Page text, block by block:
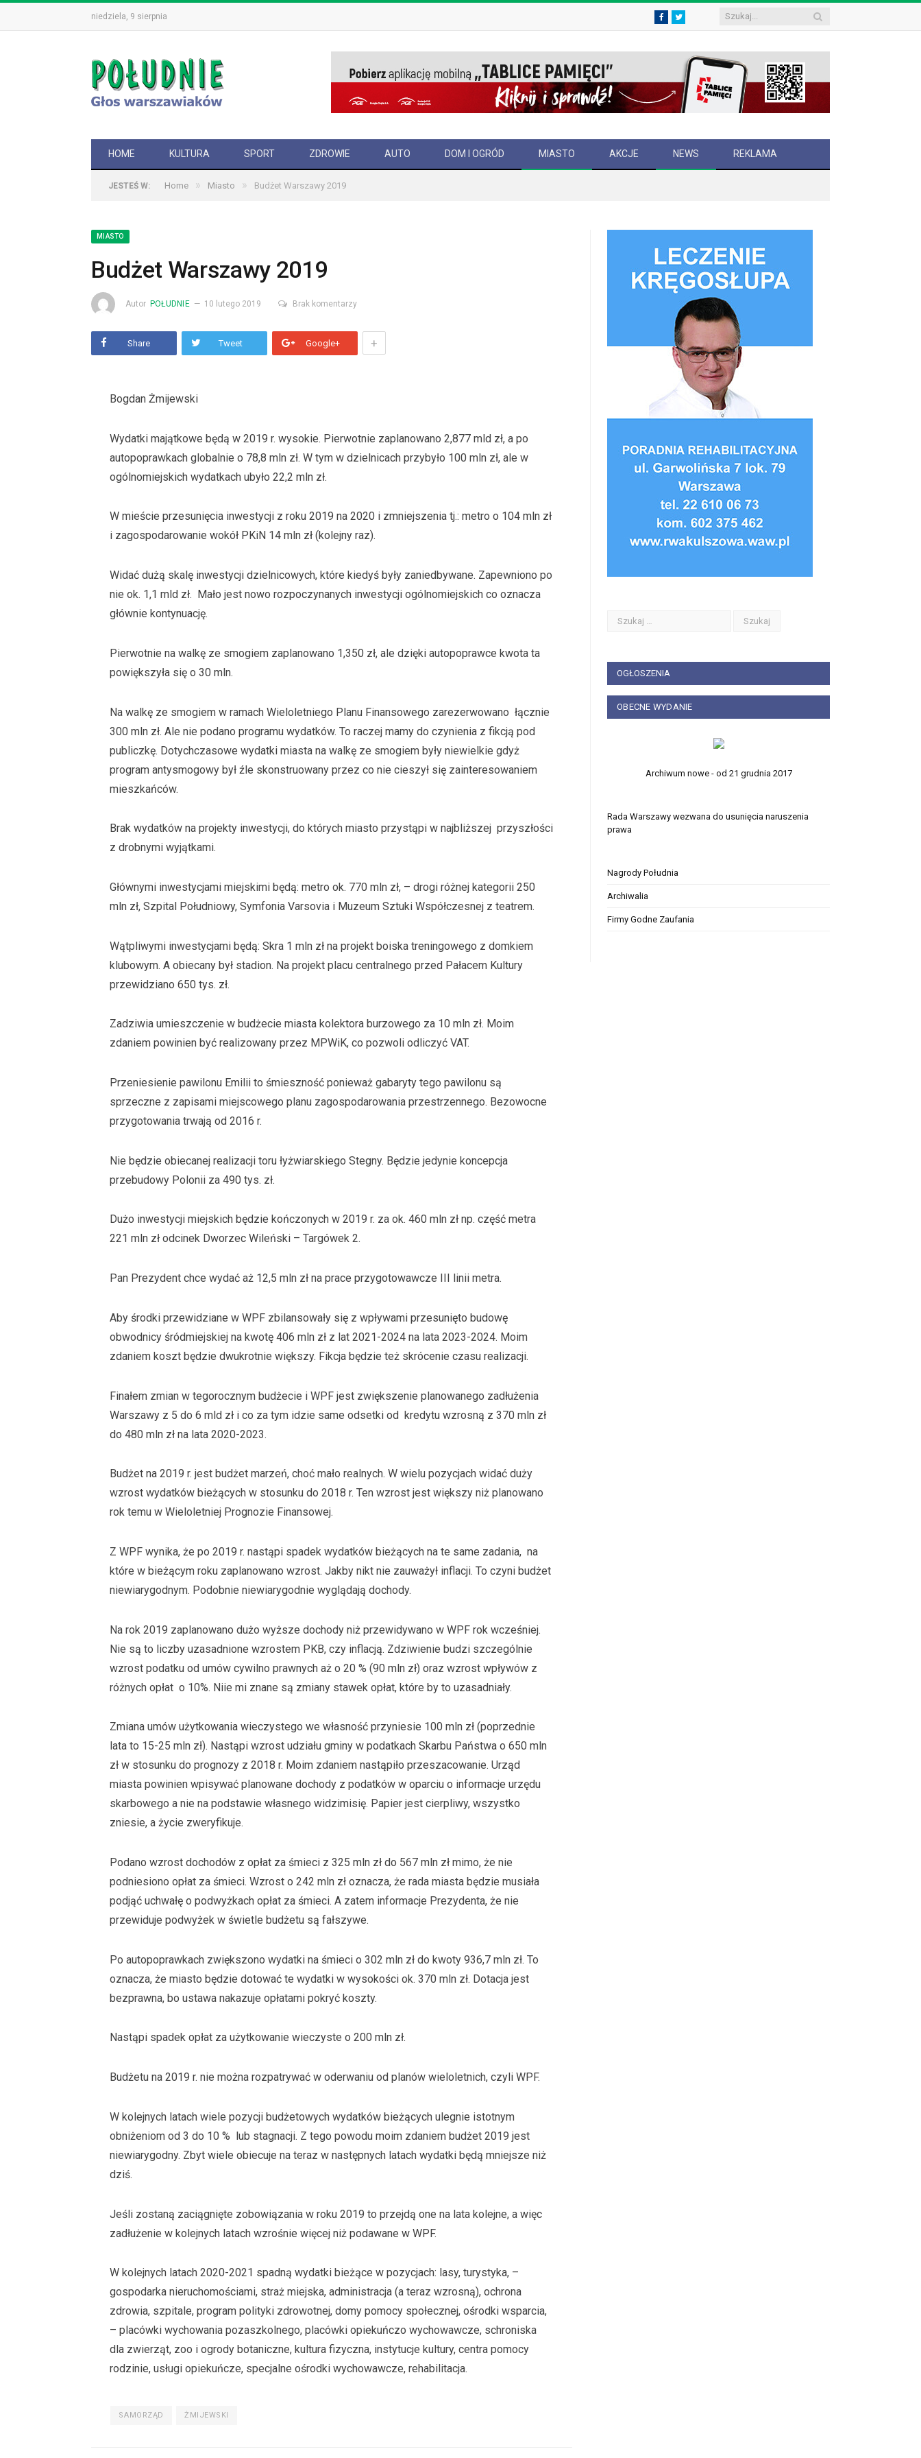
niedziela, 9 sierpnia FacebookTwitter
HOME KULTURA SPORT ZDROWIE AUTO DOM I OGRÓD MIASTO AKCJE NEWS REKLAMA
JESTEŚ W: Home » Miasto » Budżet Warszawy 2019
MIASTO
Budżet Warszawy 2019
Autor POŁUDNIE 10 lutego 2019 Brak komentarzy
Share Tweet Google+ +
Bogdan Żmijewski
Wydatki majątkowe będą w 2019 r. wysokie. Pierwotnie zaplanowano 2,877 mld zł, a po
autopoprawkach globalnie o 78,8 mln zł. W tym w dzielnicach przybyło 100 mln zł, ale w
ogólnomiejskich wydatkach ubyło 22,2 mln zł.
W mieście przesunięcia inwestycji z roku 2019 na 2020 i zmniejszenia tj.: metro o 104 mln zł
i zagospodarowanie wokół PKiN 14 mln zł (kolejny raz).
Widać dużą skalę inwestycji dzielnicowych, które kiedyś były zaniedbywane. Zapewniono po
nie ok. 1,1 mld zł. Mało jest nowo rozpoczynanych inwestycji ogólnomiejskich co oznacza
głównie kontynuację.
Pierwotnie na walkę ze smogiem zaplanowano 1,350 zł, ale dzięki autopoprawce kwota ta
powiększyła się o 30 mln.
Na walkę ze smogiem w ramach Wieloletniego Planu Finansowego zarezerwowano łącznie
300 mln zł. Ale nie podano programu wydatków. To raczej mamy do czynienia z fikcją pod
publiczkę. Dotychczasowe wydatki miasta na walkę ze smogiem były niewielkie gdyż
program antysmogowy był źle skonstruowany przez co nie cieszył się zainteresowaniem
mieszkańców.
Brak wydatków na projekty inwestycji, do których miasto przystąpi w najbliższej przyszłości
z drobnymi wyjątkami.
Głównymi inwestycjami miejskimi będą: metro ok. 770 mln zł, – drogi różnej kategorii 250
mln zł, Szpital Południowy, Symfonia Varsovia i Muzeum Sztuki Współczesnej z teatrem.
Wątpliwymi inwestycjami będą: Skra 1 mln zł na projekt boiska treningowego z domkiem
klubowym. A obiecany był stadion. Na projekt placu centralnego przed Pałacem Kultury
przewidziano 650 tys. zł.
Zadziwia umieszczenie w budżecie miasta kolektora burzowego za 10 mln zł. Moim
zdaniem powinien być realizowany przez MPWiK, co pozwoli odliczyć VAT.
Przeniesienie pawilonu Emilii to śmieszność ponieważ gabaryty tego pawilonu są
sprzeczne z zapisami miejscowego planu zagospodarowania przestrzennego. Bezowocne
przygotowania trwają od 2016 r.
Nie będzie obiecanej realizacji toru łyżwiarskiego Stegny. Będzie jedynie koncepcja
przebudowy Polonii za 490 tys. zł.
Dużo inwestycji miejskich będzie kończonych w 2019 r. za ok. 460 mln zł np. część metra
221 mln zł odcinek Dworzec Wileński – Targówek 2.
Pan Prezydent chce wydać aż 12,5 mln zł na prace przygotowawcze III linii metra.
Aby środki przewidziane w WPF zbilansowały się z wpływami przesunięto budowę
obwodnicy śródmiejskiej na kwotę 406 mln zł z lat 2021-2024 na lata 2023-2024. Moim
zdaniem koszt będzie dwukrotnie większy. Fikcja będzie też skrócenie czasu realizacji.
Finałem zmian w tegorocznym budżecie i WPF jest zwiększenie planowanego zadłużenia
Warszawy z 5 do 6 mld zł i co za tym idzie same odsetki od kredytu wzrosną z 370 mln zł
do 480 mln zł na lata 2020-2023.
Budżet na 2019 r. jest budżet marzeń, choć mało realnych. W wielu pozycjach widać duży
wzrost wydatków bieżących w stosunku do 2018 r. Ten wzrost jest większy niż planowano
rok temu w Wieloletniej Prognozie Finansowej.
Z WPF wynika, że po 2019 r. nastąpi spadek wydatków bieżących na te same zadania, na
które w bieżącym roku zaplanowano wzrost. Jakby nikt nie zauważył inflacji. To czyni budżet
niewiarygodnym. Podobnie niewiarygodnie wyglądają dochody.
Na rok 2019 zaplanowano dużo wyższe dochody niż przewidywano w WPF rok wcześniej.
Nie są to liczby uzasadnione wzrostem PKB, czy inflacją. Zdziwienie budzi szczególnie
wzrost podatku od umów cywilno prawnych aż o 20 % (90 mln zł) oraz wzrost wpływów z
różnych opłat o 10%. Niie mi znane są zmiany stawek opłat, które by to uzasadniały.
Zmiana umów użytkowania wieczystego we własność przyniesie 100 mln zł (poprzednie
lata to 15-25 mln zł). Nastąpi wzrost udziału gminy w podatkach Skarbu Państwa o 650 mln
zł w stosunku do prognozy z 2018 r. Moim zdaniem nastąpiło przeszacowanie. Urząd
miasta powinien wpisywać planowane dochody z podatków w oparciu o informacje urzędu
skarbowego a nie na podstawie własnego widzimisię. Papier jest cierpliwy, wszystko
zniesie, a życie zweryfikuje.
Podano wzrost dochodów z opłat za śmieci z 325 mln zł do 567 mln zł mimo, że nie
podniesiono opłat za śmieci. Wzrost o 242 mln zł oznacza, że rada miasta będzie musiała
podjąć uchwałę o podwyżkach opłat za śmieci. A zatem informacje Prezydenta, że nie
przewiduje podwyżek w świetle budżetu są fałszywe.
Po autopoprawkach zwiększono wydatki na śmieci o 302 mln zł do kwoty 936,7 mln zł. To
oznacza, że miasto będzie dotować te wydatki w wysokości ok. 370 mln zł. Dotacja jest
bezprawna, bo ustawa nakazuje opłatami pokryć koszty.
Nastąpi spadek opłat za użytkowanie wieczyste o 200 mln zł.
Budżetu na 2019 r. nie można rozpatrywać w oderwaniu od planów wieloletnich, czyli WPF.
W kolejnych latach wiele pozycji budżetowych wydatków bieżących ulegnie istotnym
obniżeniom od 3 do 10 % lub stagnacji. Z tego powodu moim zdaniem budżet 2019 jest
niewiarygodny. Zbyt wiele obiecuje na teraz w następnych latach wydatki będą mniejsze niż
dziś.
Jeśli zostaną zaciągnięte zobowiązania w roku 2019 to przejdą one na lata kolejne, a więc
zadłużenie w kolejnych latach wzrośnie więcej niż podawane w WPF.
W kolejnych latach 2020-2021 spadną wydatki bieżące w pozycjach: lasy, turystyka, –
gospodarka nieruchomościami, straż miejska, administracja (a teraz wzrosną), ochrona
zdrowia, szpitale, program polityki zdrowotnej, domy pomocy społecznej, ośrodki wsparcia,
– placówki wychowania pozaszkolnego, placówki opiekuńczo wychowawcze, schroniska
dla zwierząt, zoo i ogrody botaniczne, kultura fizyczna, instytucje kultury, centra pomocy
rodzinie, usługi opiekuńcze, specjalne ośrodki wychowawcze, rehabilitacja.
SAMORZĄD ŻMIJEWSKI
OGŁOSZENIA
OBECNE WYDANIE
Archiwum nowe - od 21 grudnia 2017
Rada Warszawy wezwana do usunięcia naruszenia
prawa
Nagrody Południa
Archiwalia
Firmy Godne Zaufania